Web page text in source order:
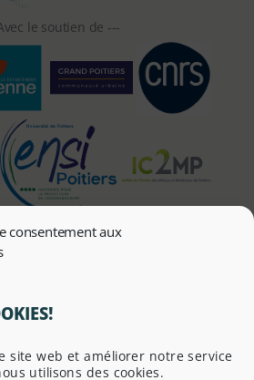
consentement aux
site web et améliorer notre service
utilisons des cookies.